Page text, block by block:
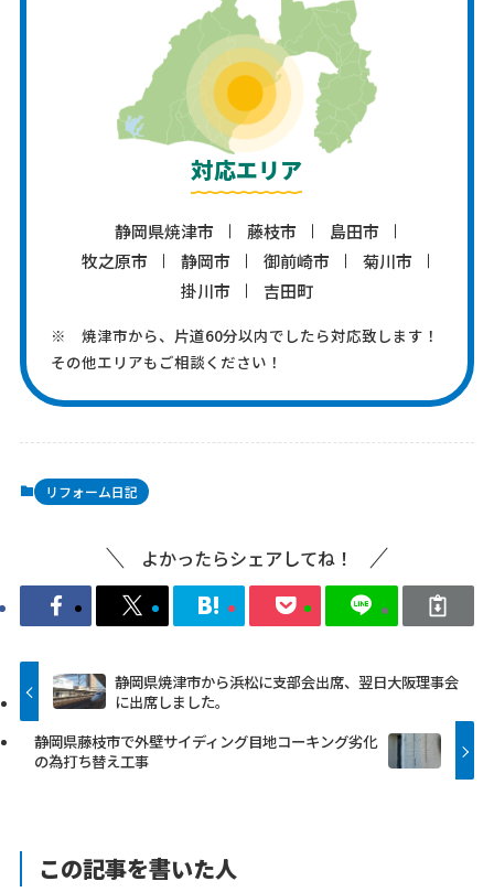
対応エリア
静岡県焼津市 藤枝市
島田市
牧之原市
静岡市 御前崎市
菊川市
掛川市
吉田町
※ 焼津市から、片道60分以内でしたら対応致します！
その他エリアもご相談ください！
リフォーム日記
よかったらシェアしてね！
静岡県焼津市から浜松に支部会出席、翌日大阪理事会
に出席しました。
静岡県藤枝市で外壁サイディング目地コーキング劣化
の為打ち替え工事
この記事を書いた人